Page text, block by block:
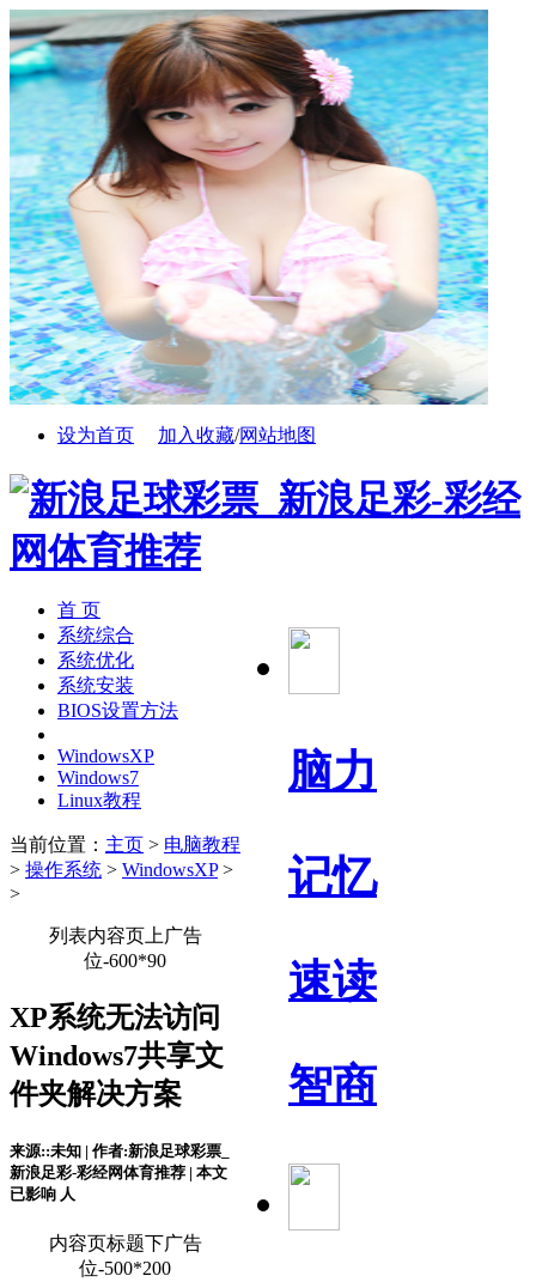
设为首页 加入收藏/网站地图
脑力
记忆
速读
智商
首 页
系统综合
系统优化
系统安装
BIOS设置方法
WindowsXP
Windows7
Linux教程
当前位置： 主页 > 电脑教程
> 操作系统 > WindowsXP>
>
列表内容页上广告
位-600*90
XP系统无法访问
Windows7共享文
件夹解决方案
来源::未知 | 作者:新浪足球彩票_
新浪足彩-彩经网体育推荐 | 本文
已影响 人
内容页标题下广告
位-500*200